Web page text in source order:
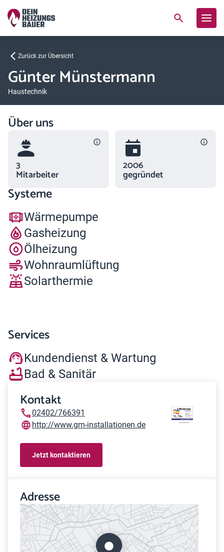
Zurück zur Übersicht
Günter Münstermann
Haustechnik
Über uns
3
Mitarbeiter
2006
gegründet
Systeme
Wärmepumpe
Gasheizung
Ölheizung
Wohnraumlüftung
Solarthermie
Services
Kundendienst & Wartung
Bad & Sanitär
Kontakt
02402/766391
http://www.gm-installationen.de
Jetzt kontaktieren
Adresse